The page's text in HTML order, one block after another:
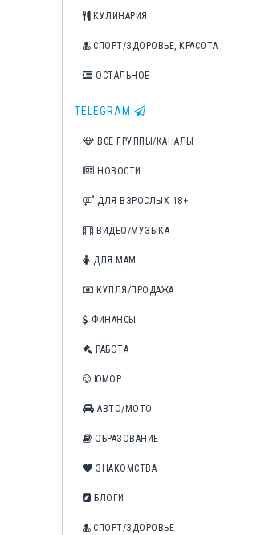
КУЛИНАРИЯ
СПОРТ/ЗДОРОВЬЕ, КРАСОТА
ОСТАЛЬНОЕ
TELEGRAM
ВСЕ ГРУППЫ/КАНАЛЫ
НОВОСТИ
ДЛЯ ВЗРОСЛЫХ 18+
ВИДЕО/МУЗЫКА
ДЛЯ МАМ
КУПЛЯ/ПРОДАЖА
ФИНАНСЫ
РАБОТА
ЮМОР
АВТО/МОТО
ОБРАЗОВАНИЕ
ЗНАКОМСТВА
БЛОГИ
СПОРТ/ЗДОРОВЬЕ